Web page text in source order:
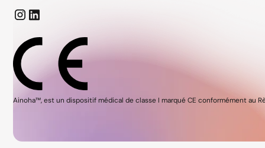
Ainoha™‚ est un dispositif médical de classe I marqué CE conformément au